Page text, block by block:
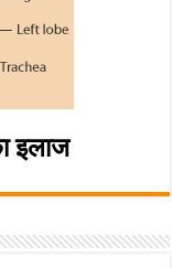
इलाज